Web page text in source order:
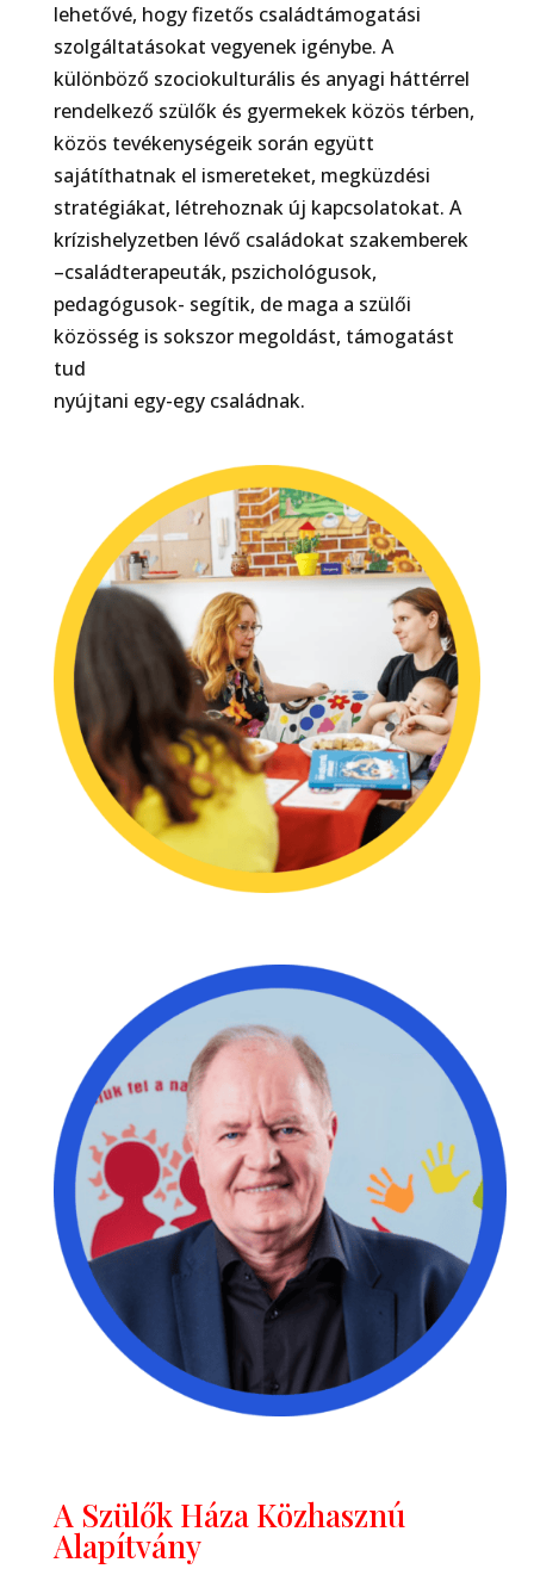
lehetővé, hogy fizetős családtámogatási
szolgáltatásokat vegyenek igénybe. A
különböző szociokulturális és anyagi háttérrel
rendelkező szülők és gyermekek közös térben,
közös tevékenységeik során együtt
sajátíthatnak el ismereteket, megküzdési
stratégiákat, létrehoznak új kapcsolatokat. A
krízishelyzetben lévő családokat szakemberek
–családterapeuták, pszichológusok,
pedagógusok- segítik, de maga a szülői
közösség is sokszor megoldást, támogatást
tud
nyújtani egy-egy családnak.
A Szülők Háza Közhasznú
Alapítvány